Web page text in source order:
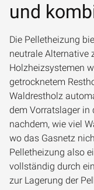
und
Die Pelletheizung
neutrale Alternative
Holzheizsystemen
getrocknetem
Waldrestholz
dem Vorratslager in
nachdem, wie viel
wo das Gasnetz
Pelletheizung also
vollständig durch
zur Lagerung der